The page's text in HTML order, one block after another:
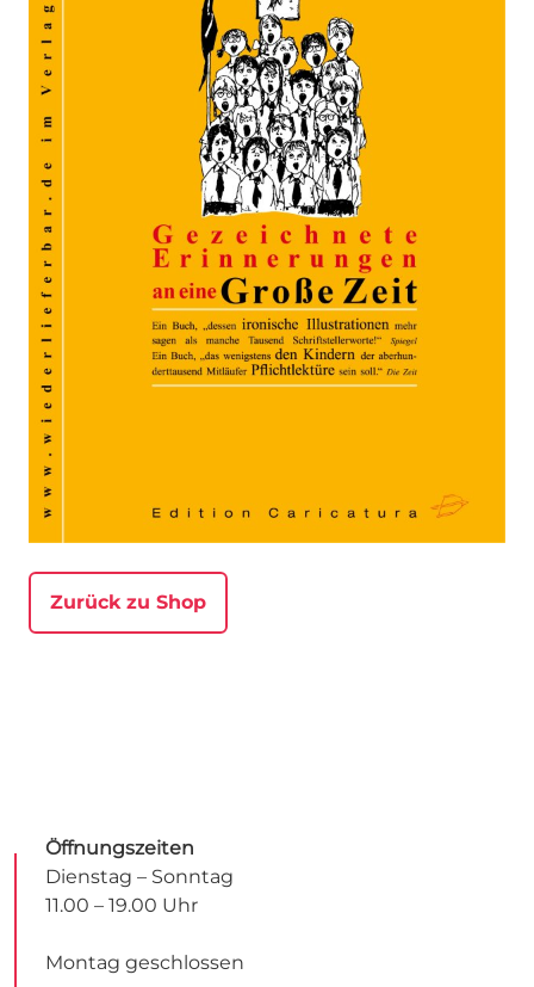
Zurück zu Shop
Öffnungszeiten
Dienstag – Sonntag
11.00 – 19.00 Uhr
Montag geschlossen